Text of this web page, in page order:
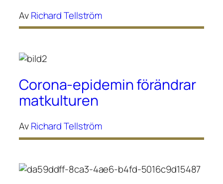
AvRichard Tellström
Corona-epidemin förändrar
matkulturen
AvRichard Tellström